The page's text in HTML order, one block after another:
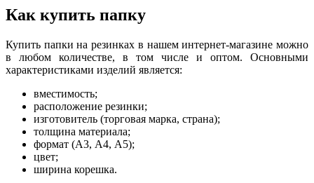
Как купить папку
Купить папки на резинках в нашем интернет-магазине можно
в любом количестве, в том числе и оптом. Основными
характеристиками изделий является:
вместимость;
расположение резинки;
изготовитель (торговая марка, страна);
толщина материала;
формат (А3, А4, А5);
цвет;
ширина корешка.